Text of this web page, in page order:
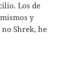
Los de
y
Shrek, he